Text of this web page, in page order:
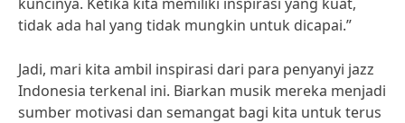
tidak ada hal yang tidak mungkin untuk dicapai.”
Jadi, mari kita ambil inspirasi dari para penyanyi jazz
Indonesia terkenal ini. Biarkan musik mereka menjadi
sumber motivasi dan semangat bagi kita untuk terus